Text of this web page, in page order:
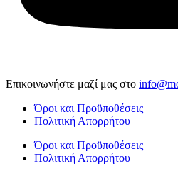
Επικοινωνήστε μαζί μας στο
Όροι και Προϋποθέσεις
Πολιτική Απορρήτου
Όροι και Προϋποθέσεις
Πολιτική Απορρήτου